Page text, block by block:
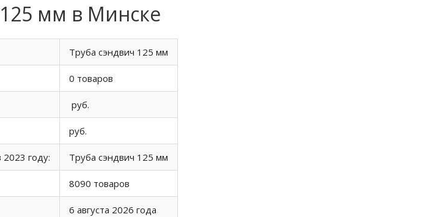
мм в Минске
Труба сэндвич 125 мм
0 товаров
руб.
руб.
году: Труба сэндвич 125 мм
8090 товаров
6 августа 2026 года